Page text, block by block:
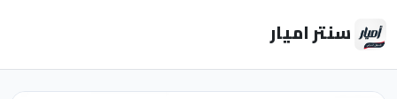
سنتر اميار